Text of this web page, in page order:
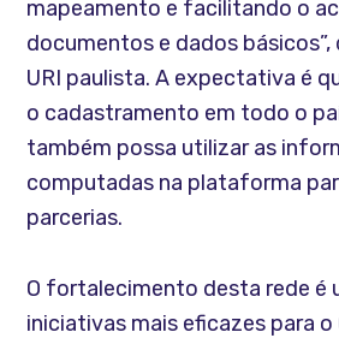
mapeamento e facilitando o
documentos e dados
URI paulista. A expectativa é
o cadastramento em todo o
também possa utilizar as
computadas na plataforma
parcerias.
O fortalecimento desta rede é
iniciativas mais eficazes para o